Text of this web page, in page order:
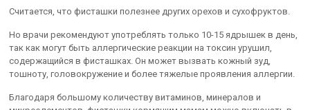
Считается, что фисташки полезнее других орехов и сухофруктов.
Но врачи рекомендуют употреблять только 10-15 ядрышек в день,
так как могут быть аллергические реакции на токсин урушил,
содержащийся в фисташках. Он может вызвать кожный зуд,
тошноту, головокружение и более тяжелые проявления аллергии.
Благодаря большому количеству витаминов, минералов и